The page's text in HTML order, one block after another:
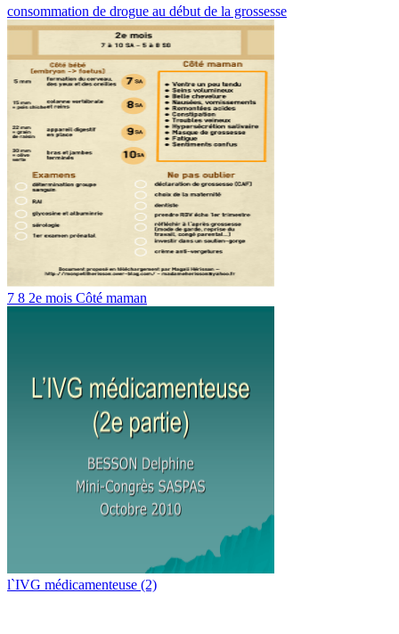
consommation de drogue au début de la grossesse
7 8 2e mois Côté maman
l`IVG médicamenteuse (2)